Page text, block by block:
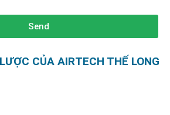
Send
CỦA AIRTECH THẾ LONG